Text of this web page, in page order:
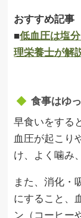
おすすめ記事
■低血圧は塩
理栄養士が解
食事はゆ
早食いをする
血圧が起こり
け、よく噛み
また、消化・
にすること、
ン（コーヒー